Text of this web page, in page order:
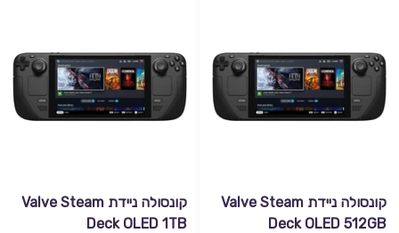
קונסולה ניידת Valve Steam
Deck OLED 1TB
קונסולה ניידת Valve Steam
Deck OLED 512GB